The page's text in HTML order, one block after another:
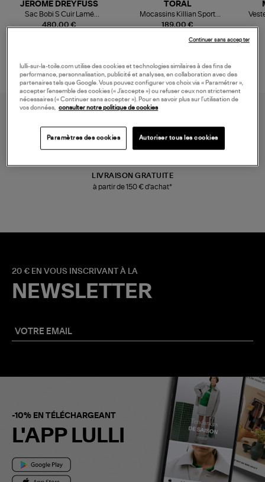
480,00 €
JEROME DREYFUSS
Sac Bobi S Cuir Lamé
Champagne
189,00 €
TORAL
Mocassins Killian Sport
Mousse
LIVRAISON GRATUITE
à partir de 150 € d'achat*
20 € EN VOUS INSCRIVANT À LA
NEWSLETTER
-10% EN TÉLÉCHARGEANT
L'APP LULLI
lulli-sur-la-toile.com utilise des cookies et technologies similaires à des fins de
performance, personnalisation, publicité et analyses, en collaboration avec des
partenaires tels que Google. Vous pouvez configurer vos choix via « Paramétrer »,
accepter l’ensemble des cookies (« J’accepte ») ou refuser ceux non strictement
nécessaires (« Continuer sans accepter »). Pour en savoir plus sur l’utilisation de
vos données, consulter notre politique de cookies
Paramètres des cookies Autoriser tous les cookies
Continuer sans accepter